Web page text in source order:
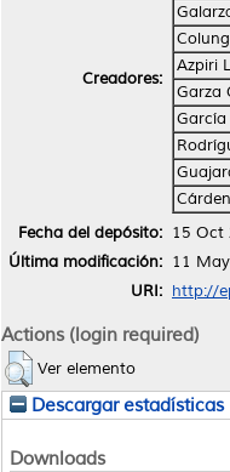
Creadores:
Azpiri
Garza
García
Fecha del depósito: 15 Oct
Última modificación: 11
URI: http://
Actions (login required)
Ver elemento
Descargar estadísticas
Downloads